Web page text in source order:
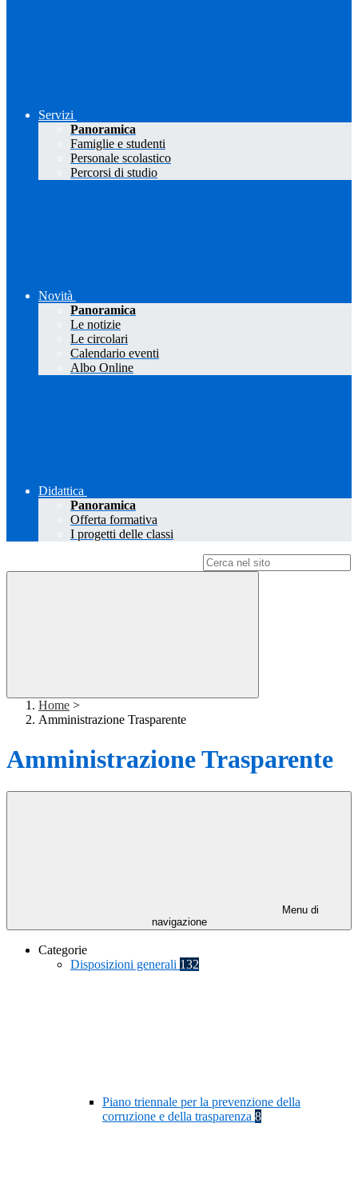
Servizi
Panoramica
Famiglie e studenti
Personale scolastico
Percorsi di studio
Novità
Panoramica
Le notizie
Le circolari
Calendario eventi
Albo Online
Didattica
Panoramica
Offerta formativa
I progetti delle classi
Home >
Amministrazione Trasparente
Amministrazione Trasparente
Menu di
navigazione
Categorie
Disposizioni generali 132
Piano triennale per la prevenzione della
corruzione e della trasparenza 8